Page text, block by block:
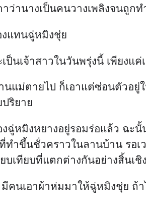
ว่านางเป็นคนวางเพลิงจนถูกท
งแทนฉู่หมิงชุ่ย
ป็นเจ้าสาวในวันพรุ่งนี้ เพียงแ
แม่ตายไป ก็เอาแต่ซ่อนตัวอยู่
ริยาย
งฉู่หมิงหยางอยู่รอมร่อแล้ว ฉ
ำขึ้นชั่วคราวในลานบ้าน รอเ
บเทียบที่แตกต่างกันอย่างสิ้นเชิง
คนเอาผ้าห่มมาให้ฉู่หมิงชุ่ย ถ้